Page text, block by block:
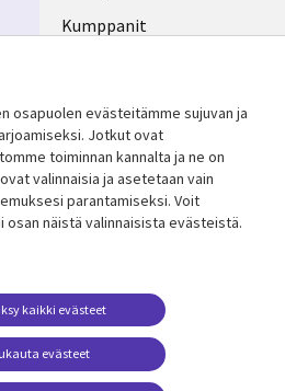
Kumppanit
Lisätietoa
Legal
Tietosuoja
Käyttöehdot
Yhteystiedot
Evästeasetuksesi
osapuolen evästeitämme sujuvan ja
Jotkut ovat
toiminnan kannalta ja ne on
valinnaisia ​​ja asetetaan vain
parantamiseksi. Voit
osan näistä valinnaisista evästeistä.
evästeet
kaikki evästeet